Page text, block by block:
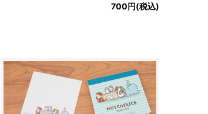
700円(税込)